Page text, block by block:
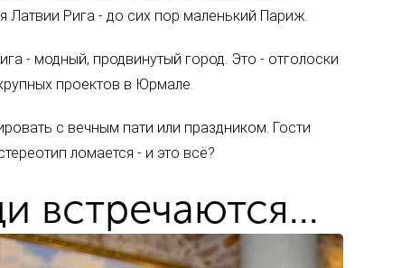
Латвии Рига - до сих пор маленький Париж.
- модный, продвинутый город. Это - отголоски
проектов в Юрмале.
с вечным пати или праздником. Гости
ломается - и это всё?
встречаются...